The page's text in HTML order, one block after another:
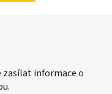
zasílat informace o